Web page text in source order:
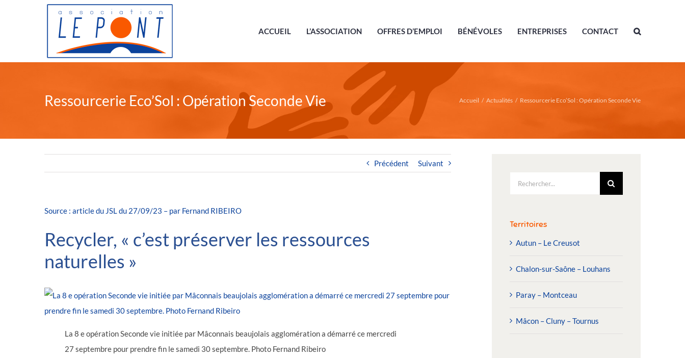
ACCUEIL L’ASSOCIATION OFFRES D’EMPLOI BÉNÉVOLES ENTREPRISES CONTACT
Ressourcerie Eco’Sol : Opération Seconde Vie Accueil / Actualités / Ressourcerie Eco’Sol : Opération Seconde Vie
Précédent Suivant
Source : article du JSL du 27/09/23 – par Fernand RIBEIRO
Recycler, « c’est préserver les ressources
naturelles »
La 8 e opération Seconde vie initiée par Mâconnais beaujolais agglomération a démarré ce mercredi
27 septembre pour prendre fin le samedi 30 septembre. Photo Fernand Ribeiro
Rechercher:
Territoires
Autun – Le Creusot
Chalon-sur-Saône – Louhans
Paray – Montceau
Mâcon – Cluny – Tournus